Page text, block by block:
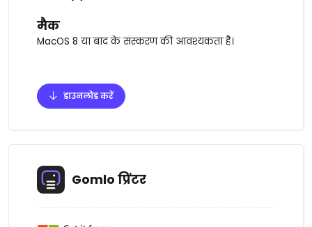
मैक
MacOS 8 या बाद के संस्करण की आवश्यकता है।
डाउनलोड करें
Gomlo प्रिंटर